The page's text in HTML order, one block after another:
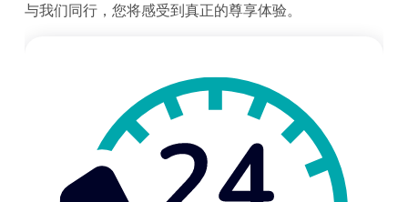
与我们同行，您将感受到真正的尊享体验。